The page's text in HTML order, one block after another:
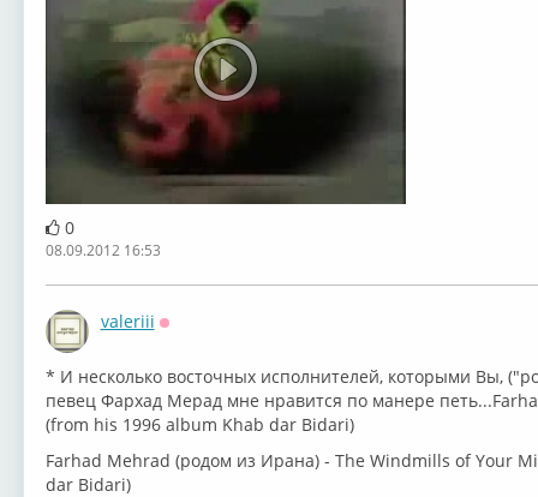
0
08.09.2012 16:53
valeriii
* И несколько восточных исполнителей, которыми Вы,
певец Фархад Мерад мне нравится по манере
(from his 1996 album Khab dar Bidari)
Farhad Mehrad (родом из Ирана) - The Windmills of Your
dar Bidari)